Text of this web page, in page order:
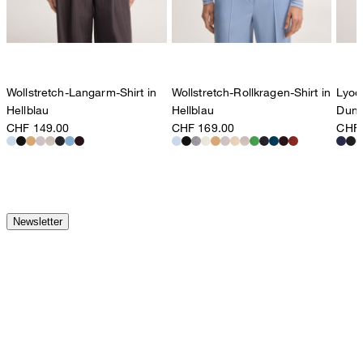
Wollstretch-Langarm-Shirt in
Hellblau
CHF 149.00
Wollstretch-Rollkragen-Shirt in
Hellblau
CHF 169.00
Newsletter